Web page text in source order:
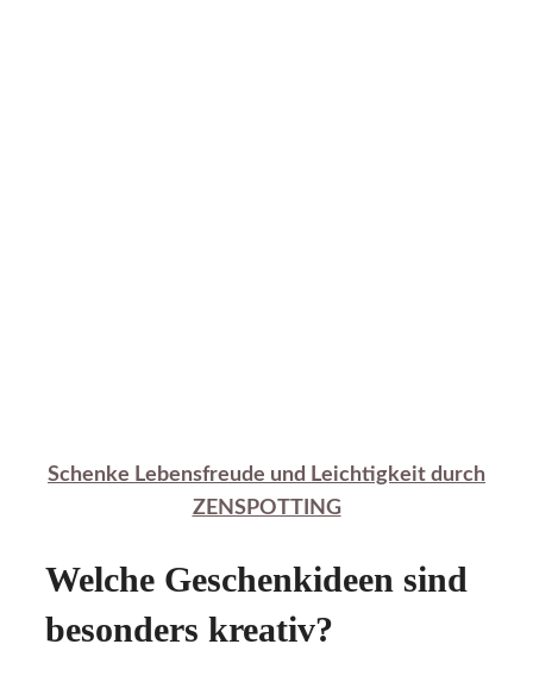
Schenke Lebensfreude und Leichtigkeit durch
ZENSPOTTING
Welche Geschenkideen sind
besonders kreativ?